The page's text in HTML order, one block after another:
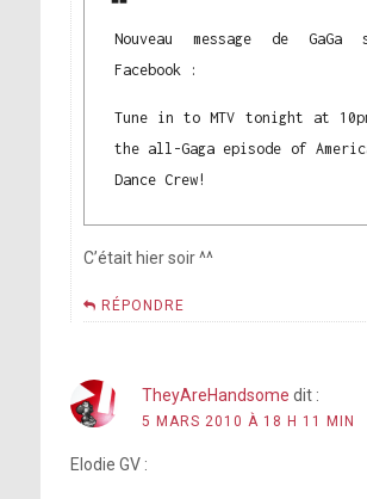
Nouveau message de GaGa
Facebook :
Tune in to MTV tonight at
the all-Gaga episode of
Dance Crew!
C’était hier soir ^^
RÉPONDRE
TheyAreHandsome dit :
5 MARS 2010 À 18 H 11 MIN
Elodie GV :